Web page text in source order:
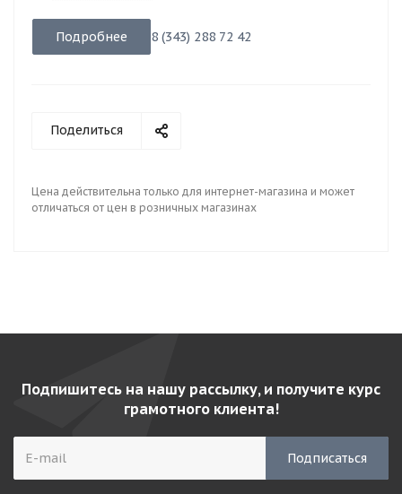
Подробнее 8 (343) 288 72 42
Поделиться
Цена действительна только для интернет-магазина и может
отличаться от цен в розничных магазинах
Подпишитесь на нашу рассылку, и получите курс
грамотного клиента!